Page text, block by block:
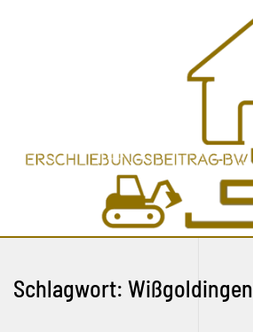
Schlagwort: Wißgoldingen